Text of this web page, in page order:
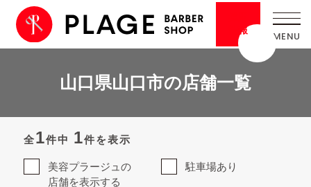
情報
山口県山口市の店舗一覧
全1件中 1件を表示
美容プラージュの
店舗を表示する
駐車場あり